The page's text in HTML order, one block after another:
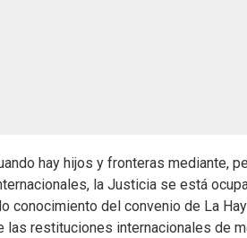
hay hijos y fronteras mediante,
la Justicia se está
del convenio de La
restituciones internacionales de